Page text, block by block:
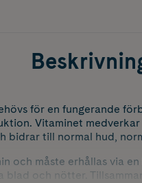
för en fungerande
Vitaminet
bidrar till normal hud,
och måste erhållas via
blad och nötter.